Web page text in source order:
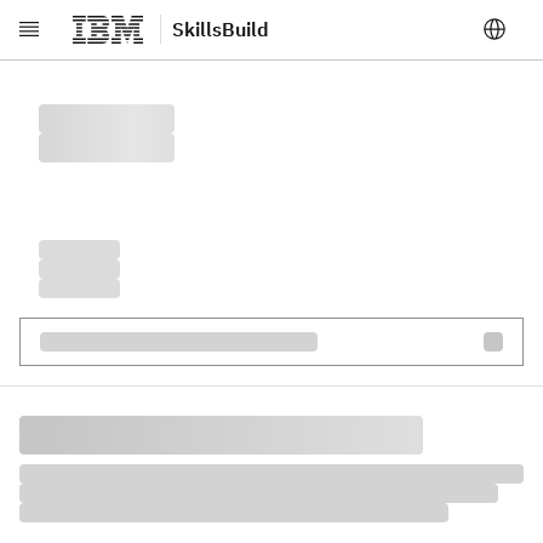
跳转至主要内容 SkillsBuild